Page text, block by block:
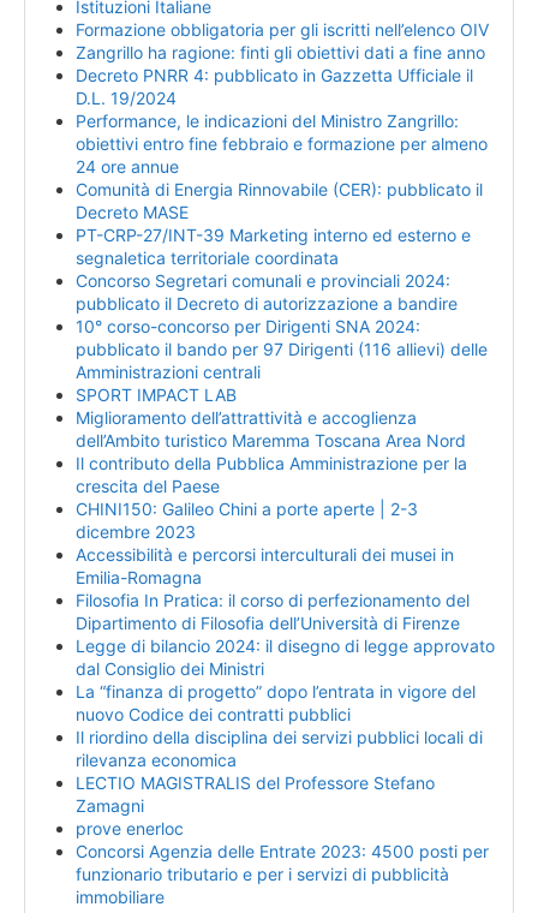
Istituzioni Italiane
Formazione obbligatoria per gli iscritti nell’elenco OIV
Zangrillo ha ragione: finti gli obiettivi dati a fine anno
Decreto PNRR 4: pubblicato in Gazzetta Ufficiale il
D.L. 19/2024
Performance, le indicazioni del Ministro Zangrillo:
obiettivi entro fine febbraio e formazione per almeno
24 ore annue
Comunità di Energia Rinnovabile (CER): pubblicato il
Decreto MASE
PT-CRP-27/INT-39 Marketing interno ed esterno e
segnaletica territoriale coordinata
Concorso Segretari comunali e provinciali 2024:
pubblicato il Decreto di autorizzazione a bandire
10° corso-concorso per Dirigenti SNA 2024:
pubblicato il bando per 97 Dirigenti (116 allievi) delle
Amministrazioni centrali
SPORT IMPACT LAB
Miglioramento dell’attrattività e accoglienza
dell’Ambito turistico Maremma Toscana Area Nord
Il contributo della Pubblica Amministrazione per la
crescita del Paese
CHINI150: Galileo Chini a porte aperte | 2-3
dicembre 2023
Accessibilità e percorsi interculturali dei musei in
Emilia-Romagna
Filosofia In Pratica: il corso di perfezionamento del
Dipartimento di Filosofia dell’Università di Firenze
Legge di bilancio 2024: il disegno di legge approvato
dal Consiglio dei Ministri
La “finanza di progetto” dopo l’entrata in vigore del
nuovo Codice dei contratti pubblici
Il riordino della disciplina dei servizi pubblici locali di
rilevanza economica
LECTIO MAGISTRALIS del Professore Stefano
Zamagni
prove enerloc
Concorsi Agenzia delle Entrate 2023: 4500 posti per
funzionario tributario e per i servizi di pubblicità
immobiliare